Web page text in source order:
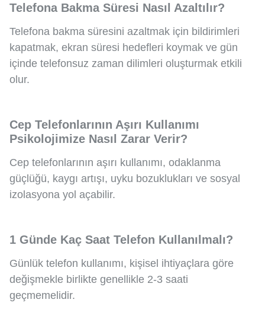
Telefona Bakma Süresi Nasıl Azaltılır?
Telefona bakma süresini azaltmak için bildirimleri
kapatmak, ekran süresi hedefleri koymak ve gün
içinde telefonsuz zaman dilimleri oluşturmak etkili
olur.
Cep Telefonlarının Aşırı Kullanımı
Psikolojimize Nasıl Zarar Verir?
Cep telefonlarının aşırı kullanımı, odaklanma
güçlüğü, kaygı artışı, uyku bozuklukları ve sosyal
izolasyona yol açabilir.
1 Günde Kaç Saat Telefon Kullanılmalı?
Günlük telefon kullanımı, kişisel ihtiyaçlara göre
değişmekle birlikte genellikle 2-3 saati
geçmemelidir.